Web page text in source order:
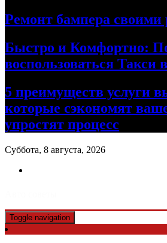
Ремонт бампера своими
Быстро и Комфортно:
воспользоваться Такси
5 преимуществ услуги
которые сэкономят
упростят процесс
Суббота, 8 августа, 2026
Toggle navigation